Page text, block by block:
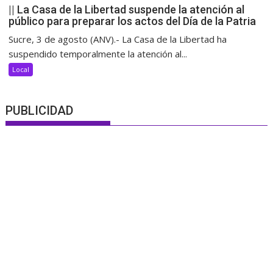
|| La Casa de la Libertad suspende la atención al
público para preparar los actos del Día de la Patria
Sucre, 3 de agosto (ANV).- La Casa de la Libertad ha
suspendido temporalmente la atención al...
Local
PUBLICIDAD